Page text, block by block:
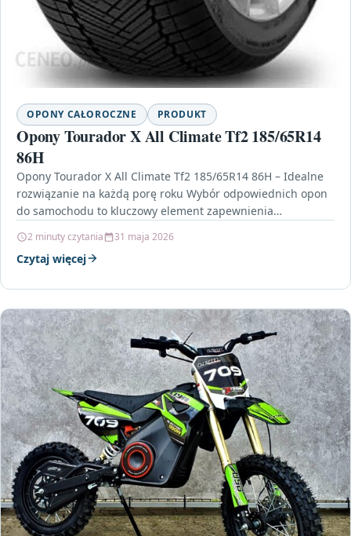
OPONY CAŁOROCZNE PRODUKT
Opony Tourador X All Climate Tf2 185/65R14
86H
Opony Tourador X All Climate Tf2 185/65R14 86H – Idealne
rozwiązanie na każdą porę roku Wybór odpowiednich opon
do samochodu to kluczowy element zapewnienia…
2 minuty czytania 31 maja 2026
Czytaj więcej